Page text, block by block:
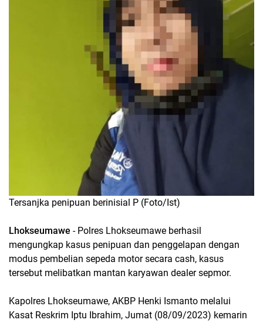
Tersanjka penipuan berinisial P (Foto/Ist)
Lhokseumawe - Polres Lhokseumawe berhasil
mengungkap kasus penipuan dan penggelapan dengan
modus pembelian sepeda motor secara cash, kasus
tersebut melibatkan mantan karyawan dealer sepmor.
Kapolres Lhokseumawe, AKBP Henki Ismanto melalui
Kasat Reskrim Iptu Ibrahim, Jumat (08/09/2023) kemarin